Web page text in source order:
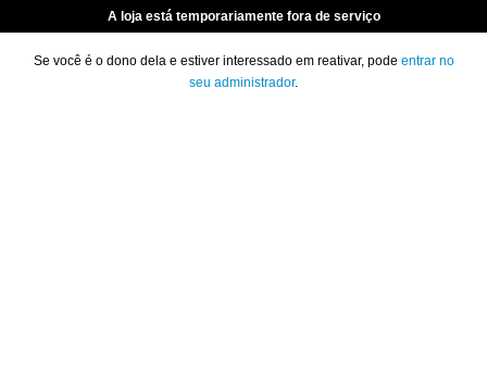
A loja está temporariamente fora de serviço
Se você é o dono dela e estiver interessado em reativar, pode entrar no
seu administrador.